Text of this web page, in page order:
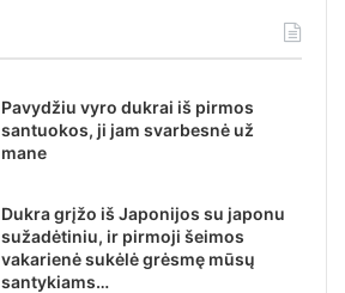
Pavydžiu vyro dukrai iš pirmos
santuokos, ji jam svarbesnė už
mane
Dukra grįžo iš Japonijos su japonu
sužadėtiniu, ir pirmoji šeimos
vakarienė sukėlė grėsmę mūsų
santykiams…